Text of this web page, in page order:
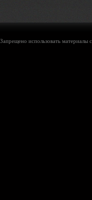
Запрещено использовать материалы